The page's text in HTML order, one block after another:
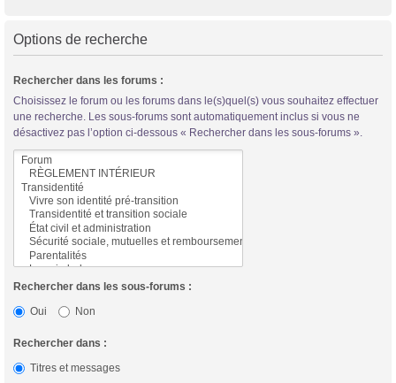
Options de recherche
Rechercher dans les forums :
Choisissez le forum ou les forums dans le(s)quel(s) vous souhaitez effectuer
une recherche. Les sous-forums sont automatiquement inclus si vous ne
désactivez pas l’option ci-dessous « Rechercher dans les sous-forums ».
Rechercher dans les sous-forums :
Oui
Non
Rechercher dans :
Titres et messages